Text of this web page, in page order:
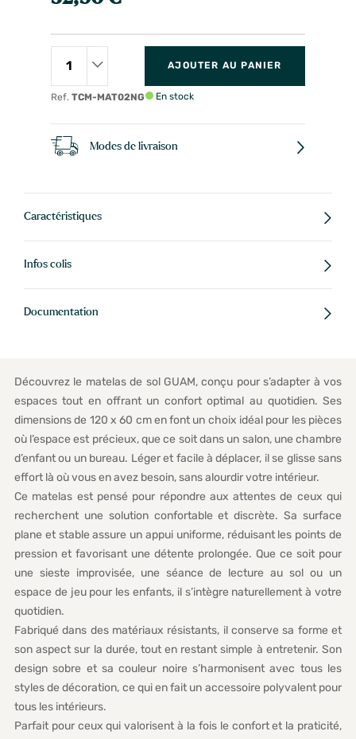
Ref. TCM-MAT02NG
AJOUTER AU PANIER
En stock
Modes de livraison
Caractéristiques
Infos colis
Documentation
Découvrez le matelas de sol GUAM, conçu pour s’adapter à vos
espaces tout en offrant un confort optimal au quotidien. Ses
dimensions de 120 x 60 cm en font un choix idéal pour les pièces
où l’espace est précieux, que ce soit dans un salon, une chambre
d’enfant ou un bureau. Léger et facile à déplacer, il se glisse sans
effort là où vous en avez besoin, sans alourdir votre intérieur.
Ce matelas est pensé pour répondre aux attentes de ceux qui
recherchent une solution confortable et discrète. Sa surface
plane et stable assure un appui uniforme, réduisant les points de
pression et favorisant une détente prolongée. Que ce soit pour
une sieste improvisée, une séance de lecture au sol ou un
espace de jeu pour les enfants, il s’intègre naturellement à votre
quotidien.
Fabriqué dans des matériaux résistants, il conserve sa forme et
son aspect sur la durée, tout en restant simple à entretenir. Son
design sobre et sa couleur noire s’harmonisent avec tous les
styles de décoration, ce qui en fait un accessoire polyvalent pour
tous les intérieurs.
Parfait pour ceux qui valorisent à la fois le confort et la praticité,